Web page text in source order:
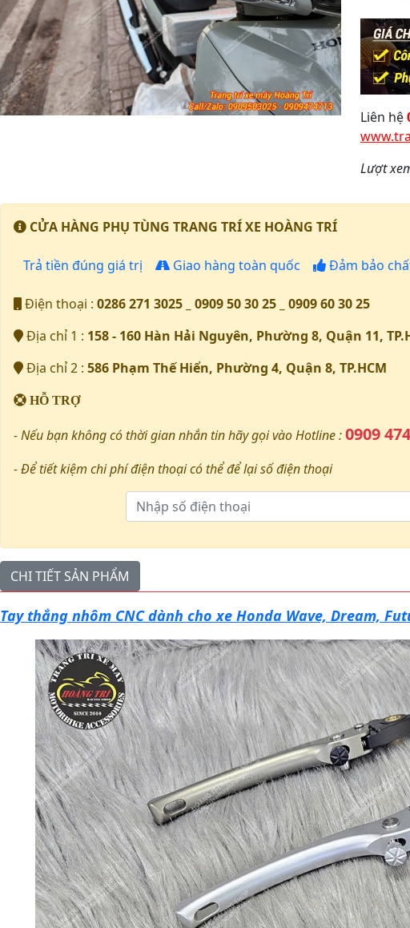
Lại
theo
Liên hệ
Lượt
CỬA HÀNG PHỤ TÙNG TRANG TRÍ XE HOÀNG TRÍ
Trả tiền đúng giá trị Giao hàng toàn quốc Đảm bảo
Điện thoại : 0286 271 3025 _ 0909 50 30 25 _ 0909 60 30 25
Địa chỉ 1 : 158 - 160 Hàn Hải Nguyên, Phường 8, Quận 11,
Địa chỉ 2 : 586 Phạm Thế Hiển, Phường 4, Quận 8, TP.HCM
HỖ TRỢ
- Nếu bạn không có thời gian nhắn tin hãy gọi vào Hotline :0909
- Để tiết kiệm chi phí điện thoại có thể để lại số điện thoại
CHI TIẾT SẢN PHẨM
Tay thắng nhôm CNC dành cho xe Honda Wave, Dream,